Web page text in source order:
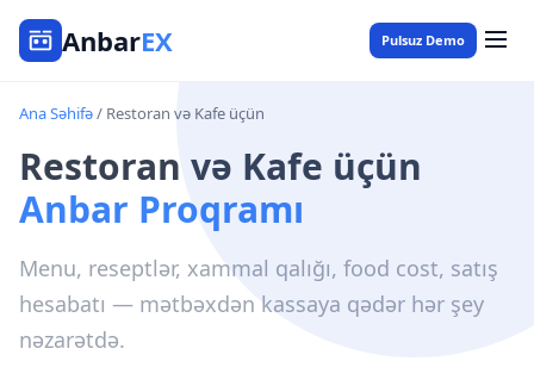
AnbarEX Pulsuz Demo
Ana Səhifə/ Restoran və Kafe üçün
Restoran və Kafe üçün
Anbar Proqramı
Menu, reseptlər, xammal qalığı, food cost, satış
hesabatı — mətbəxdən kassaya qədər hər şey
nəzarətdə.